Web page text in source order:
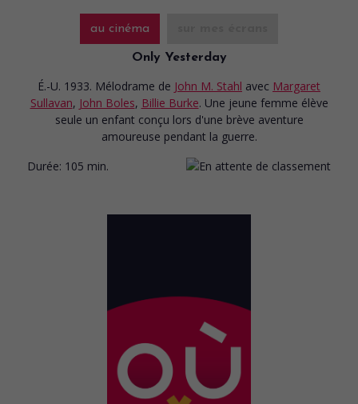
au cinéma
Only Yesterday
É.-U. 1933. Mélodrame de John M. Stahl avec Margaret
Sullavan, John Boles, Billie Burke. Une jeune femme élève
seule un enfant conçu lors d'une brève aventure
amoureuse pendant la guerre.
Durée: 105 min.